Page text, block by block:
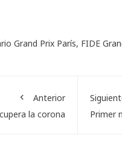
Grand Prix París, FIDE
Anterior
la corona
Primer